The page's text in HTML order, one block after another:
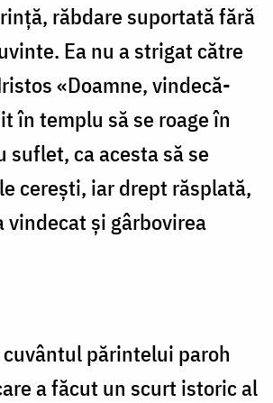
răbdare suportată fără
Ea nu a strigat către
«Doamne, vindecă-
în templu să se roage în
suflet, ca acesta să se
cereşti, iar drept răsplată,
vindecat şi gârbovirea
părintelui paroh
a făcut un scurt istoric al